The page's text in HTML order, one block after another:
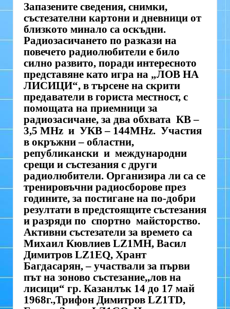
Запазените сведения, снимки,
състезателни картони и дневници от
близкото минало са оскъдни.
Радиозасичането по разкази на
повечето радиолюбители е било
силно развито, поради интересното
представяне като игра на „ЛОВ НА
ЛИСИЦИ“, в търсене на скрити
предаватели в гориста местност, с
помощата на приемници за
радиозасичане, за два обхвата КВ –
3,5 MHz и УКВ – 144MHz. Участия
в окръжни – областни,
републикански и международни
срещи и състезания с други
радиолюбители. Организира ли са се
тренировъчни радиосборове през
годините, за постигане на по-добри
резултати в предстоящите състезания
и разряди по спортно майсторство.
Активни състезатели за времето са
Михаил Кювлиев LZ1MH, Васил
Димитров LZ1EQ, Хрант
Багдасарян, – участвали за първи
път на зоново състезание,,лов на
лисици“ гр. Казанлък 14 до 17 май
1968г.,Трифон Димитров LZ1TD,